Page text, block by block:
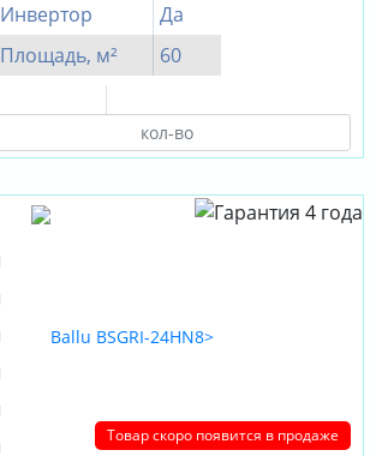
Инвертор
Да
Площадь, м²
60
Товар скоро появится в продаже